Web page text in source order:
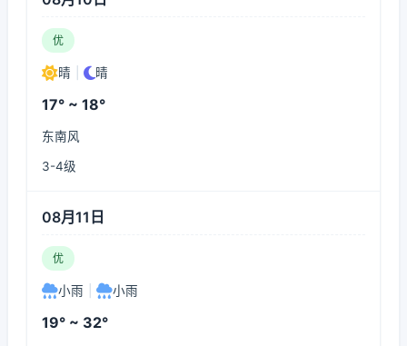
优
晴 晴
17° ~ 18°
东南风
3-4级
08月11日
优
小雨 小雨
19° ~ 32°